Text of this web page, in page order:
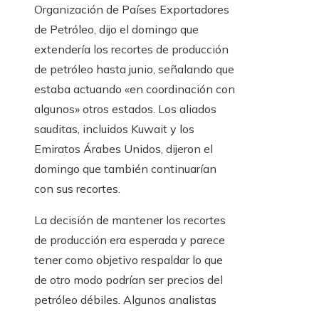
Organización de Países Exportadores
de Petróleo, dijo el domingo que
extendería los recortes de producción
de petróleo hasta junio, señalando que
estaba actuando «en coordinación con
algunos» otros estados. Los aliados
sauditas, incluidos Kuwait y los
Emiratos Árabes Unidos, dijeron el
domingo que también continuarían
con sus recortes.
La decisión de mantener los recortes
de producción era esperada y parece
tener como objetivo respaldar lo que
de otro modo podrían ser precios del
petróleo débiles. Algunos analistas